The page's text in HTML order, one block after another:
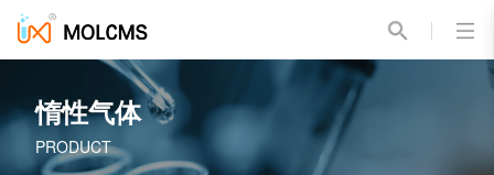
惰性气体
PRODUCT